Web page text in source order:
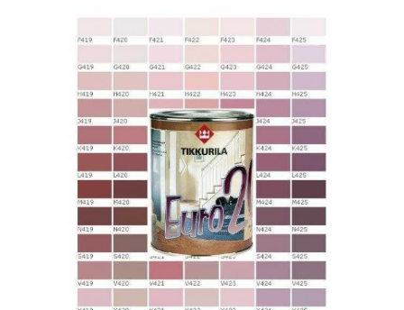
Поливинилацетатнная
краска
Краски для окраски
Краска с бархатным
эффектом
Декор для стен
Краска с эффектом Акрилатная краска